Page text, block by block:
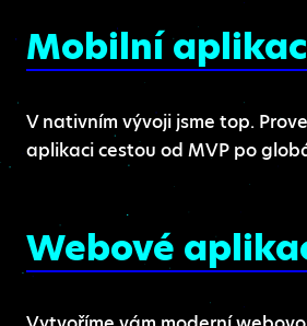
Mobilní
V nativním vývoji jsme top.
aplikaci cestou od MVP po
Webové